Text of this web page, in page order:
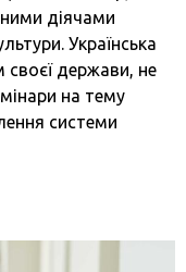
діячами
Українська
своєї держави, не
на тему
системи